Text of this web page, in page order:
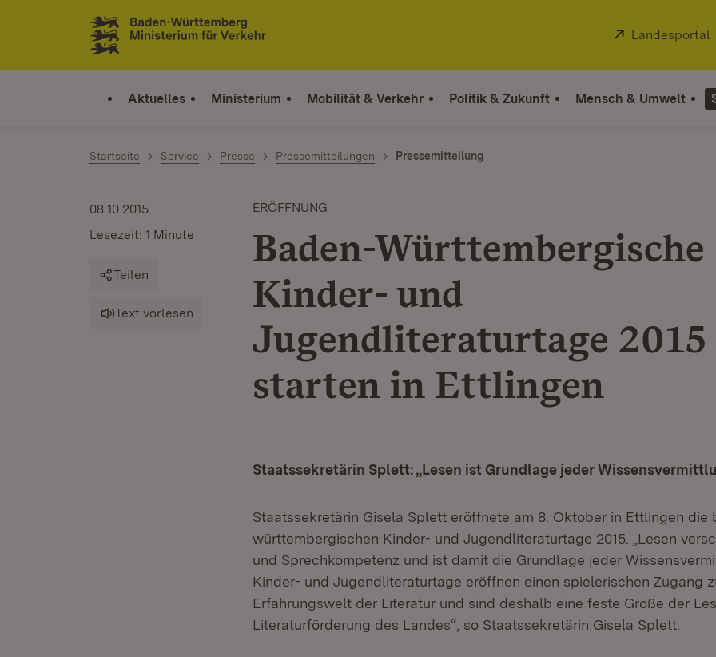
Zum Inhalt springen
Link zur Startseite
Extern:
Landesportal
Aktuelles Ministerium Mobilität & Verkehr Politik & Zukunft Mensch & Umwelt
Startseite Service Presse Pressemitteilungen Pressemitteilung
ERÖFFNUNG
Baden-Württembergische
Kinder- und
Jugendliteraturtage 2015
starten in Ettlingen
08.10.2015
Lesezeit: 1 Minute
Teilen
Text vorlesen
Staatssekretärin Splett: „Lesen ist Grundlage jeder
Staatssekretärin Gisela Splett eröffnete am 8. Oktober in Ettlingen die
württembergischen Kinder- und Jugendliteraturtage 2015. „Lesen
und Sprechkompetenz und ist damit die Grundlage jeder
Kinder- und Jugendliteraturtage eröffnen einen spielerischen Zugang
Erfahrungswelt der Literatur und sind deshalb eine feste Größe der
Literaturförderung des Landes“, so Staatssekretärin Gisela Splett.